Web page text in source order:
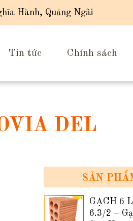
Hành, Quảng Ngãi
Tin tức Chính sách
DEL
SẢN
GẠCH 6
6.3/2 –